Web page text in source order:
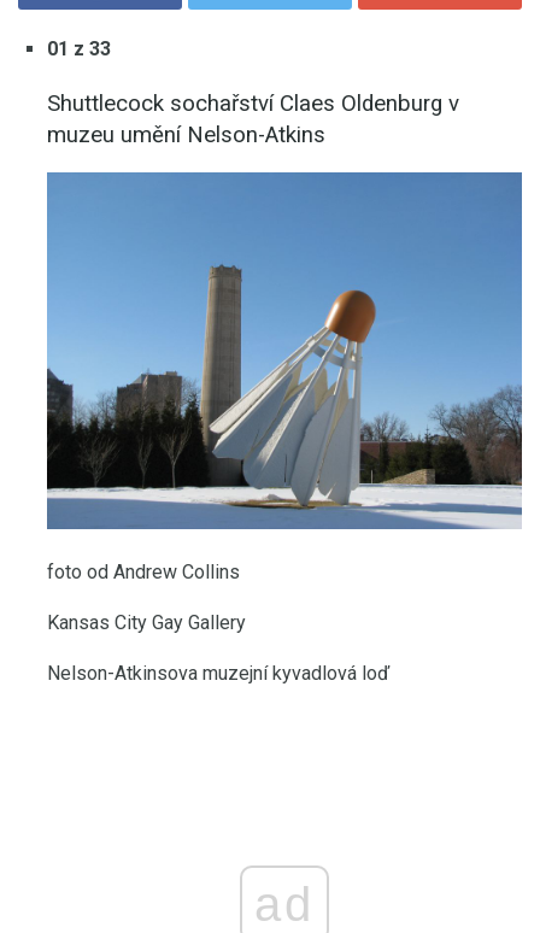
01 z 33
Shuttlecock sochařství Claes Oldenburg v
muzeu umění Nelson-Atkins
foto od Andrew Collins
Kansas City Gay Gallery
Nelson-Atkinsova muzejní kyvadlová loď
ad